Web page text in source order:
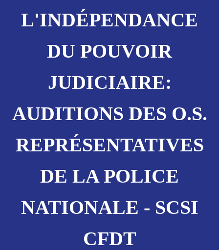
L'INDÉPENDANCE
DU POUVOIR
JUDICIAIRE:
AUDITIONS DES O.S.
REPRÉSENTATIVES
DE LA POLICE
NATIONALE - SCSI
CFDT